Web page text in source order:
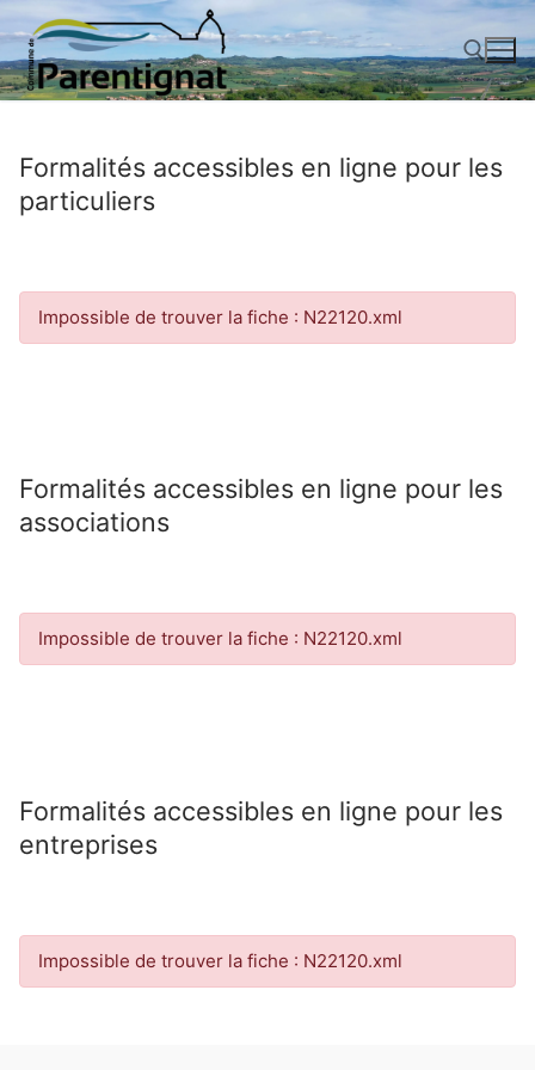
Aller
contenu
Formalités accessibles en ligne pour les
particuliers
Impossible de trouver la fiche : N22120.xml
Formalités accessibles en ligne pour les
associations
Impossible de trouver la fiche : N22120.xml
Formalités accessibles en ligne pour les
entreprises
Impossible de trouver la fiche : N22120.xml